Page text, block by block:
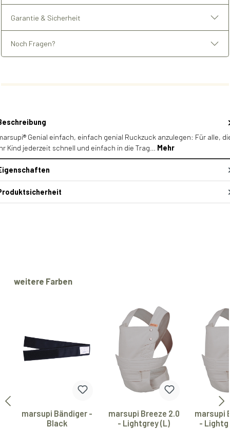
Garantie & Sicherheit
Noch Fragen?
Genial einfach, einfach genial Ruckzuck anzulegen: Für alle,
Kind jederzeit schnell und einfach in die Trag… Mehr
Produktgalerie überspringen
weitere Farben
marsupi Bändiger -
Black
marsupi Breeze 2.0
- Lightgrey (L)
marsupi
-